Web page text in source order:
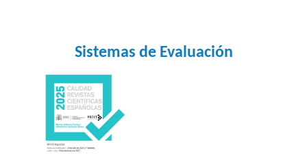
technological enablers and potential future applications
Science and Food Safety,
10.1111/1541-4337.70040
Bonales-Daimiel G. (2024)
Uses and Effects of Immersive Technologies from a
Generational Perspective.
Sistemas de Evaluación